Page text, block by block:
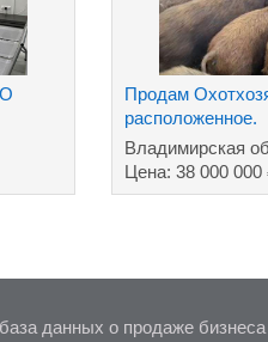
Продам
расположенное.
Владимирская
Цена: 38 000 000
данных о продаже